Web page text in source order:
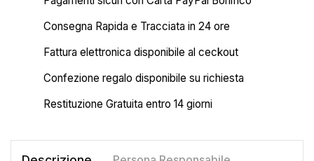
Consegna Rapida e Tracciata in 24 ore
Fattura elettronica disponibile al ceckout
Confezione regalo disponibile su richiesta
Restituzione Gratuita entro 14 giorni